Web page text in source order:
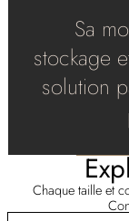
Sa
stockage
solution
Chaque taille et